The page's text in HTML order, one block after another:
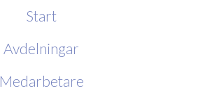
Start
Avdelningar
Medarbetare